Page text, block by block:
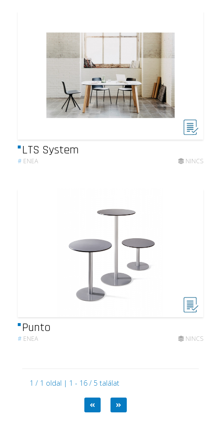
LTS System
# ENEA NINCS
Punto
# ENEA NINCS
1 / 1 oldal | 1 - 16 / 5 találat